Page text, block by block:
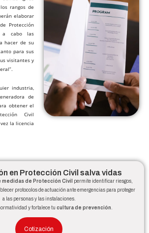
rangos de
elaborar
Protección
a cabo las
hacer de su
para sus
visitantes y
industria,
de
obtener el
Civil
la licencia
en Protección Civil salva vidas
de Protección Civil
permite identificar riesgos,
protocolos de actuación ante emergencias para proteger
a las personas y las instalaciones.
y fortalece tu cultura de prevención
Cotización